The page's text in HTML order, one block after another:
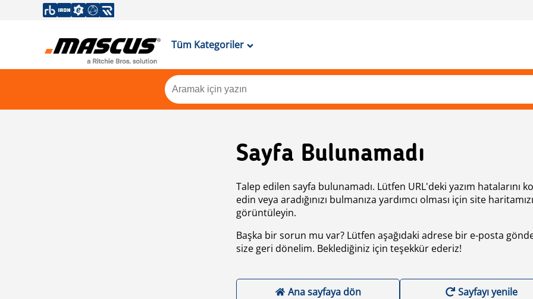
Tüm Kategoriler
Sayfa Bulunamadı
Talep edilen sayfa bulunamadı. Lütfen URL'deki yazım hatalarını
edin veya aradığınızı bulmanıza yardımcı olması için site haritamızı
görüntüleyin.
Başka bir sorun mu var? Lütfen aşağıdaki adrese bir e-posta
size geri dönelim. Beklediğiniz için teşekkür ederiz!
Ana sayfaya dön Sayfayı yenile